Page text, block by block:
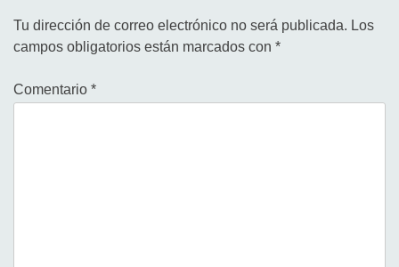
Tu dirección de correo electrónico no será publicada. Los
campos obligatorios están marcados con *
Comentario *